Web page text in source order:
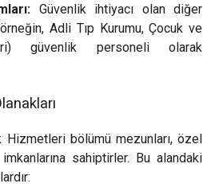
Güvenlik ihtiyacı olan diğer
Adli Tıp Kurumu, Çocuk ve
güvenlik personeli olarak
bölümü mezunları, özel
sahiptirler. Bu alandaki